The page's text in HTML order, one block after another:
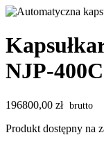
NJP-400C
196800,00 zł
Produkt dostępny na